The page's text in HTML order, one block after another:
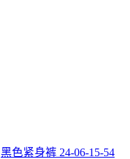
黑色紧身裤 24-06-15-54